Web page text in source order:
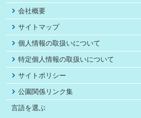
会社概要
サイトマップ
個人情報の取扱いについて
特定個人情報の取扱いについて
サイトポリシー
公園関係リンク集
言語を選ぶ